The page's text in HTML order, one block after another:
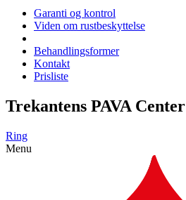
Garanti og kontrol
Viden om rustbeskyttelse
Behandlingsformer
Kontakt
Prisliste
Trekantens PAVA Center
Ring
Menu